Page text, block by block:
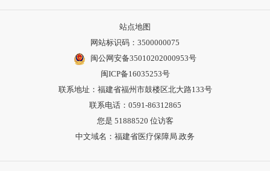
站点地图
网站标识码：3500000075
闽公网安备35010202000953号
闽ICP备16035253号
联系地址：福建省福州市鼓楼区北大路133号
联系电话：0591-86312865
您是 51888520 位访客
中文域名：福建省医疗保障局.政务